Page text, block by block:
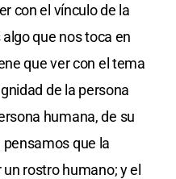
con el vínculo de la
que nos toca en
que ver con el tema
de la persona
humana, de su
que la
rostro humano; y el